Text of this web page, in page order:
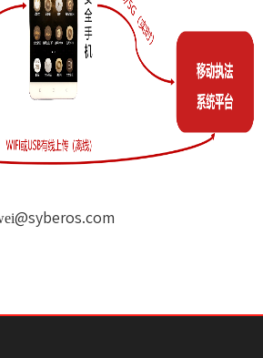
@syberos.com